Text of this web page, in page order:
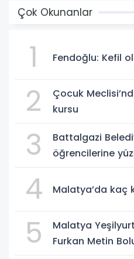
Çok Okunanlar
1 Fendoğlu: Kefil
2
Çocuk
kursu
3
Battalgazi
öğrencilerine
4 Malatya’da kaç
5
Malatya
Furkan Metin